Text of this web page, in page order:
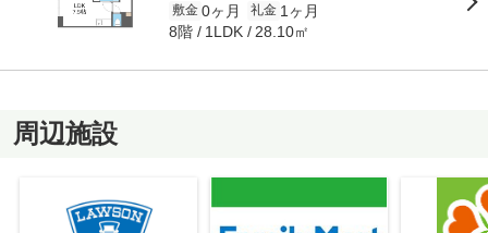
敷金 0ヶ月 礼金 1ヶ月
8階 1LDK 28.10㎡
周辺施設